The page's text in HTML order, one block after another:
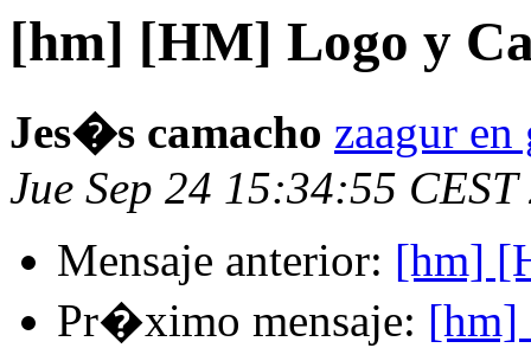
[hm] [HM] Logo y
Jes�s camacho zaagur
Jue Sep 24 15:34:55 CEST
Mensaje anterior: [hm]
Pr�ximo mensaje: [hm]